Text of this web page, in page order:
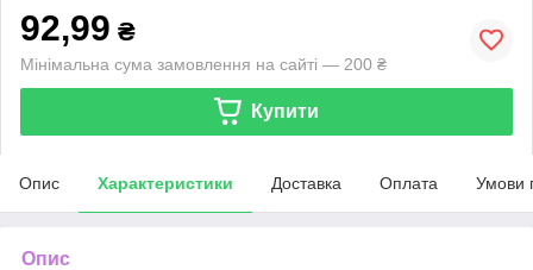
92,99 ₴
Мінімальна сума замовлення на сайті — 200 ₴
Купити
Опис Характеристики Доставка Оплата Умови
Опис